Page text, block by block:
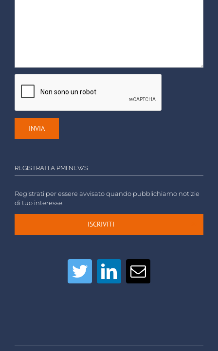
REGISTRATI A PMI NEWS
Registrati per essere avvisato quando pubblichiamo notizie
di tuo interesse.
ISCRIVITI